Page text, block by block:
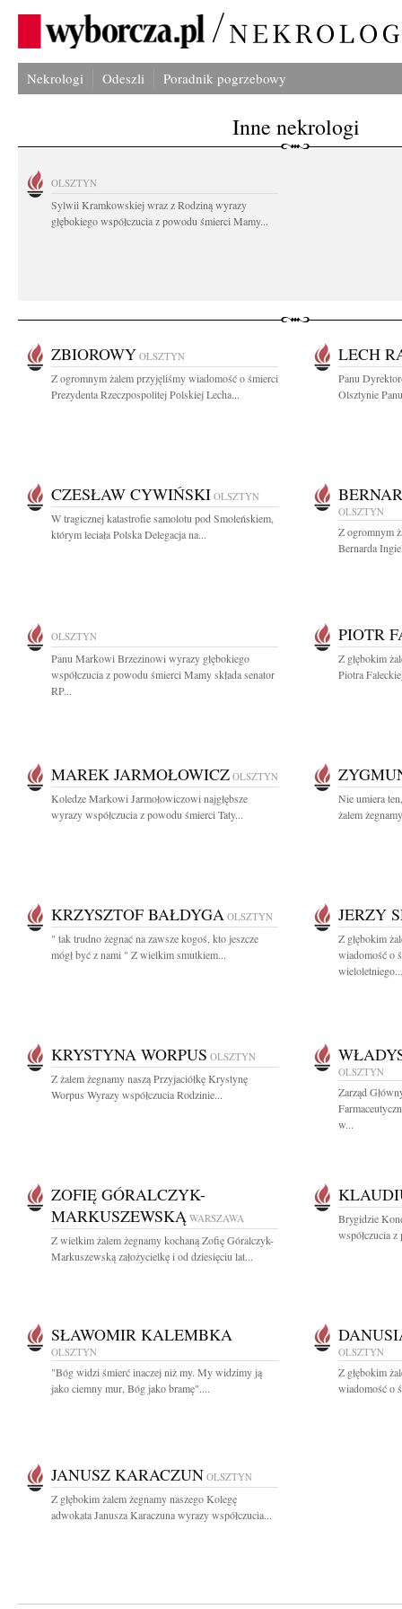
Nekrologi Odeszli Poradnik pogrzebowy
Inne nekrologi
OLSZTYN
Sylwii Kramkowskiej wraz z Rodziną wyrazy
głębokiego współczucia z powodu śmierci Mamy...
ZBIOROWY OLSZTYN
Z ogromnym żalem przyjęliśmy wiadomość o śmierci
Prezydenta Rzeczpospolitej Polskiej Lecha...
LECH
Panu
Olsztynie
CZESŁAW CYWIŃSKI OLSZTYN
W tragicznej katastrofie samolotu pod Smoleńskiem,
którym leciała Polska Delegacja na...
OLSZTYN
Z ogromnym
Bernarda
OLSZTYN
Panu Markowi Brzezinowi wyrazy głębokiego
współczucia z powodu śmierci Mamy składa senator
RP...
PIOTR
Z głębokim
Piotra
MAREK JARMOŁOWICZ OLSZTYN
Koledze Markowi Jarmołowiczowi najgłębsze
wyrazy współczucia z powodu śmierci Taty...
Nie umiera
żalem
KRZYSZTOF BAŁDYGA OLSZTYN
" tak trudno żegnać na zawsze kogoś, kto jeszcze
mógł być z nami " Z wielkim smutkiem...
JERZY
Z głębokim
wiadomość o
wieloletniego...
KRYSTYNA WORPUS OLSZTYN
Z żalem żegnamy naszą Przyjaciółkę Krystynę
Worpus Wyrazy współczucia Rodzinie...
OLSZTYN
Zarząd
w...
ZOFIĘ GÓRALCZYK-
MARKUSZEWSKĄ WARSZAWA
Z wielkim żalem żegnamy kochaną Zofię Góralczyk-
Markuszewską założycielkę i od dziesięciu lat...
Brygidzie
współczucia
SŁAWOMIR KALEMBKA
OLSZTYN
"Bóg widzi śmierć inaczej niż my. My widzimy ją
jako ciemny mur, Bóg jako bramę"....
OLSZTYN
Z głębokim
wiadomość o
JANUSZ KARACZUN OLSZTYN
Z głębokim żalem żegnamy naszego Kolegę
adwokata Janusza Karaczuna wyrazy współczucia...